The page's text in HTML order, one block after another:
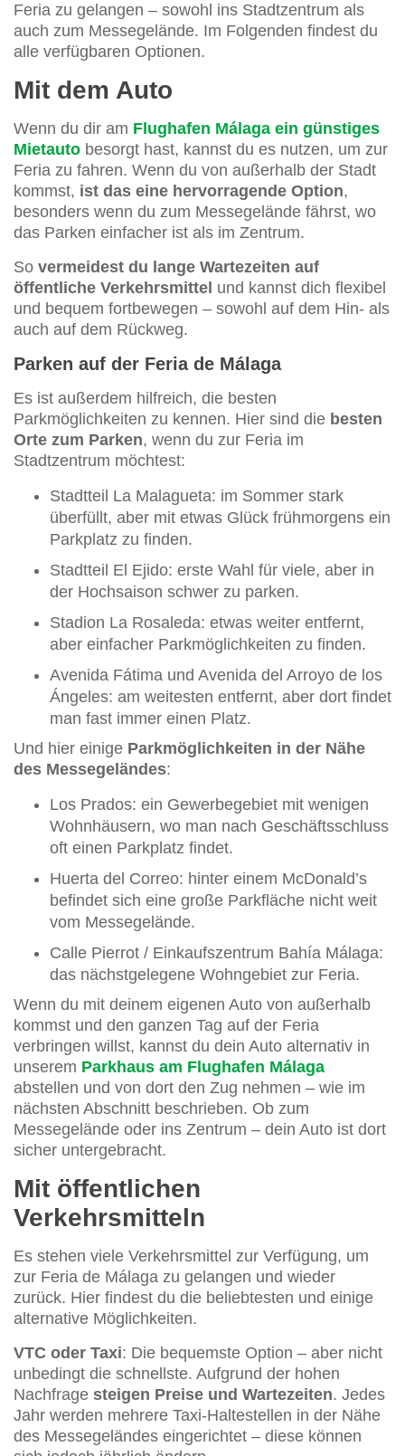
Feria zu gelangen – sowohl ins Stadtzentrum als
auch zum Messegelände. Im Folgenden findest du
alle verfügbaren Optionen.
Mit dem Auto
Wenn du dir am Flughafen Málaga ein günstiges
Mietauto besorgt hast, kannst du es nutzen, um zur
Feria zu fahren. Wenn du von außerhalb der Stadt
kommst, ist das eine hervorragende Option,
besonders wenn du zum Messegelände fährst, wo
das Parken einfacher ist als im Zentrum.
So vermeidest du lange Wartezeiten auf
öffentliche Verkehrsmittel und kannst dich flexibel
und bequem fortbewegen – sowohl auf dem Hin- als
auch auf dem Rückweg.
Parken auf der Feria de Málaga
Es ist außerdem hilfreich, die besten
Parkmöglichkeiten zu kennen. Hier sind die besten
Orte zum Parken, wenn du zur Feria im
Stadtzentrum möchtest:
Stadtteil La Malagueta: im Sommer stark
überfüllt, aber mit etwas Glück frühmorgens ein
Parkplatz zu finden.
Stadtteil El Ejido: erste Wahl für viele, aber in
der Hochsaison schwer zu parken.
Stadion La Rosaleda: etwas weiter entfernt,
aber einfacher Parkmöglichkeiten zu finden.
Avenida Fátima und Avenida del Arroyo de los
Ángeles: am weitesten entfernt, aber dort findet
man fast immer einen Platz.
Und hier einige Parkmöglichkeiten in der Nähe
des Messegeländes:
Los Prados: ein Gewerbegebiet mit wenigen
Wohnhäusern, wo man nach Geschäftsschluss
oft einen Parkplatz findet.
Huerta del Correo: hinter einem McDonald’s
befindet sich eine große Parkfläche nicht weit
vom Messegelände.
Calle Pierrot / Einkaufszentrum Bahía Málaga:
das nächstgelegene Wohngebiet zur Feria.
Wenn du mit deinem eigenen Auto von außerhalb
kommst und den ganzen Tag auf der Feria
verbringen willst, kannst du dein Auto alternativ in
unserem Parkhaus am Flughafen Málaga
abstellen und von dort den Zug nehmen – wie im
nächsten Abschnitt beschrieben. Ob zum
Messegelände oder ins Zentrum – dein Auto ist dort
sicher untergebracht.
Mit öffentlichen
Verkehrsmitteln
Es stehen viele Verkehrsmittel zur Verfügung, um
zur Feria de Málaga zu gelangen und wieder
zurück. Hier findest du die beliebtesten und einige
alternative Möglichkeiten.
VTC oder Taxi: Die bequemste Option – aber nicht
unbedingt die schnellste. Aufgrund der hohen
Nachfrage steigen Preise und Wartezeiten. Jedes
Jahr werden mehrere Taxi-Haltestellen in der Nähe
des Messegeländes eingerichtet – diese können